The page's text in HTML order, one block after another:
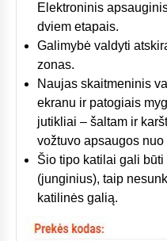
Elektroninis
dviem etapais.
Galimybė valdyti
zonas.
Naujas skaitmeninis
ekranu ir patogiais
jutikliai – šaltam ir
vožtuvo apsaugos
Šio tipo katilai gali
(junginius), taip
katilinės galią.